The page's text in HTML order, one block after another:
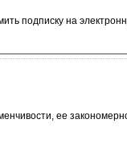
подписку на
ее